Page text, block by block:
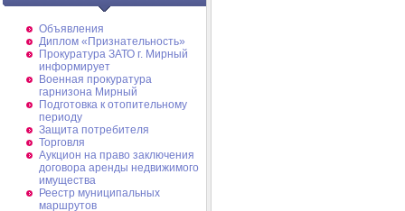
Объявления
Диплом «Признательность»
Прокуратура ЗАТО г. Мирный
информирует
Военная прокуратура
гарнизона Мирный
Подготовка к отопительному
периоду
Защита потребителя
Торговля
Аукцион на право заключения
договора аренды недвижимого
имущества
Реестр муниципальных
маршрутов